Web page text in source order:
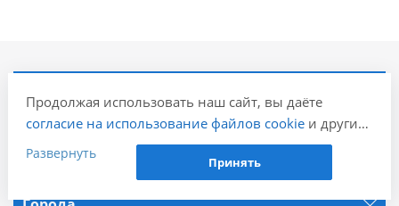
Компания
Информация
Продолжая использовать наш сайт, вы даёте
согласие на использование файлов cookieи других
пользовательских данных (включая IP-адрес,
сведения о местоположении, устройстве, действиях
Развернуть
Принять